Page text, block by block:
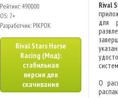
Рейтинг: 490000
OS: 7+
Разработчик: PIKPOK
Rival Stars Horse
Racing (Мод):
стабильная
версия для
скачивания
Rival
для
О